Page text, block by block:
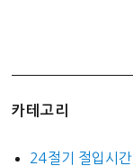
카테고리
24절기 절입시간